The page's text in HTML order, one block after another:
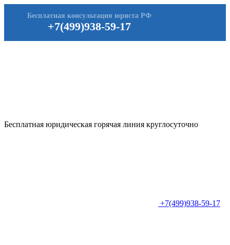
+7(499)938-59-17
Бесплатная консультация юриста РФ
Бесплатная юридическая горячая линия круглосуточно
+7(499)938-59-17